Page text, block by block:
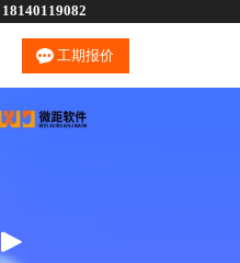
18140119082
工期报价